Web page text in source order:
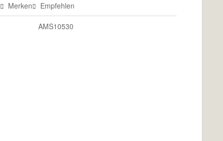
Merken Empfehlen
AMS10530